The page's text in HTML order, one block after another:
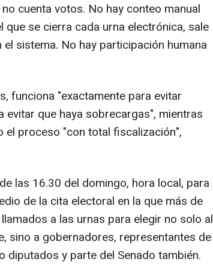
cuenta votos. No hay conteo manual
se cierra cada urna electrónica, sale
sistema. No hay participación humana
funciona "exactamente para evitar
evitar que haya sobrecargas", mientras
proceso "con total fiscalización",
las 16.30 del domingo, hora local, para
de la cita electoral en la que más de
a las urnas para elegir no solo al
sino a gobernadores, representantes de
diputados y parte del Senado también.